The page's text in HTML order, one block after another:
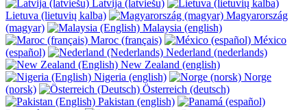
Latvija (latviešu)
Lietuva (lietuvių kalba)
Magyarország
(magyar)
Malaysia (english)
Maroc (français)
México
(español)
Nederland (nederlands)
New Zealand (english)
Nigeria (english)
Norge
(norsk)
Österreich (deutsch)
Pakistan (english)